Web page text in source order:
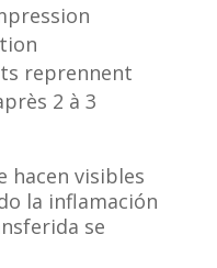
reprennent
2 à 3
hacen visibles
la inflamación
se